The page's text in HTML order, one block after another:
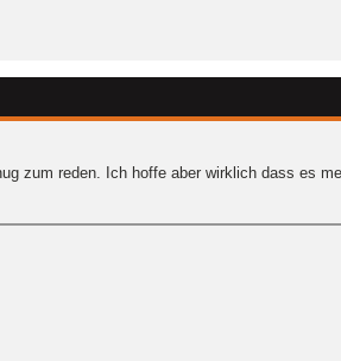
zum reden. Ich hoffe aber wirklich dass es